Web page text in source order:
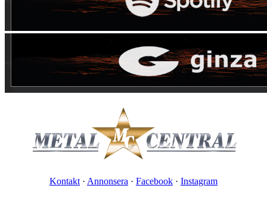
Kontakt · Annonsera · Facebook · Instagram